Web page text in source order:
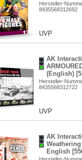
Hersteller-
8435568312692
UVP
AK
(English)
Hersteller-
8435568312722
UVP
AK
English